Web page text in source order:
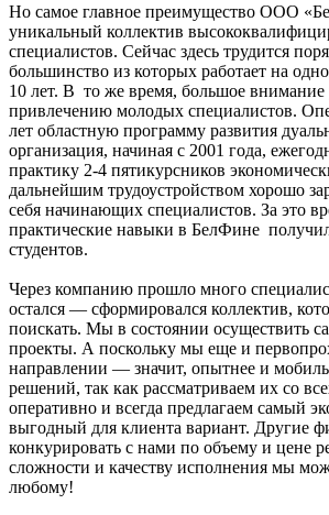
Но самое главное преимущество ООО
уникальный коллектив
специалистов. Сейчас здесь трудится
большинство из которых работает на
10 лет. В то же время, большое внимание
привлечению молодых специалистов.
лет областную программу развития
организация, начиная с 2001 года,
практику 2-4 пятикурсников
дальнейшим трудоустройством хорошо
себя начинающих специалистов. За это
практические навыки в БелФине
студентов.
Через компанию прошло много
остался — сформировался коллектив,
поискать. Мы в состоянии осуществить
проекты. А поскольку мы еще и
направлении — значит, опытнее и
решений, так как рассматриваем их со
оперативно и всегда предлагаем самый
выгодный для клиента вариант. Другие
конкурировать с нами по объему и цене
сложности и качеству исполнения мы
любому!